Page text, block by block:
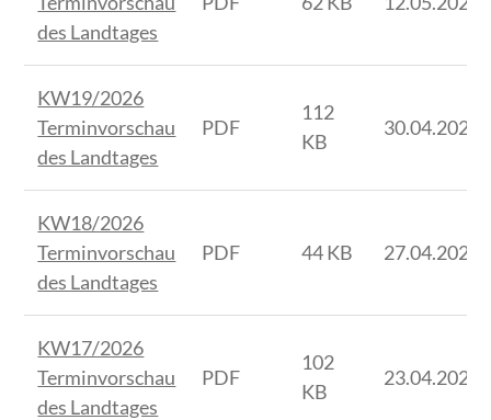
des Landtages
KW19/2026
Terminvorschau
des Landtages
PDF
112
KB
30.04.2026
KW18/2026
Terminvorschau
des Landtages
PDF 44 KB 27.04.2026
KW17/2026
Terminvorschau
des Landtages
PDF
102
KB
23.04.2026